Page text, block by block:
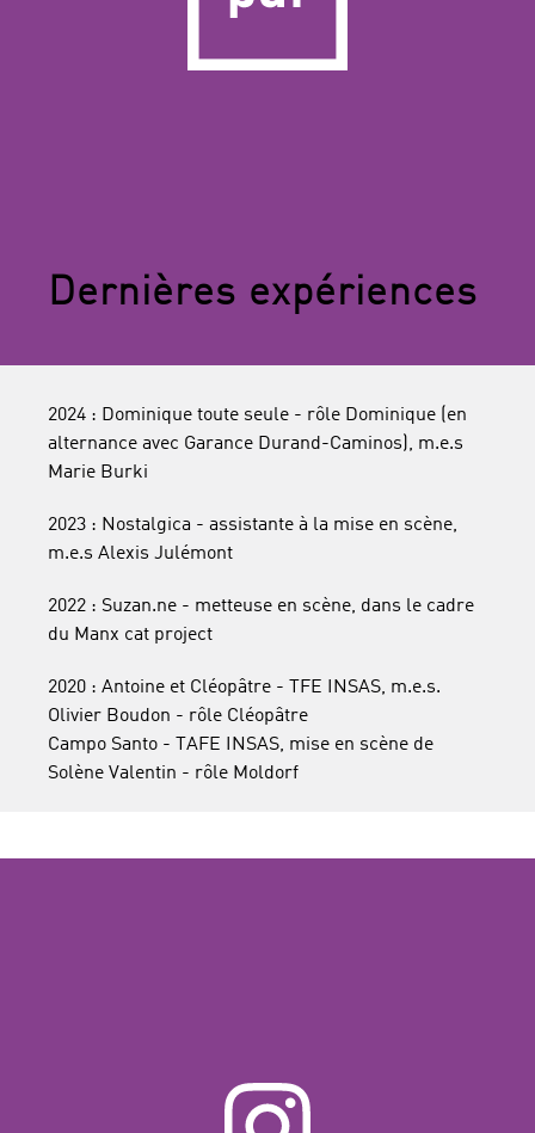
Dernières expériences
2024 : Dominique toute seule - rôle Dominique (en
alternance avec Garance Durand-Caminos), m.e.s
Marie Burki
2023 : Nostalgica - assistante à la mise en scène,
m.e.s Alexis Julémont
2022 : Suzan.ne - metteuse en scène, dans le cadre
du Manx cat project
2020 : Antoine et Cléopâtre - TFE INSAS, m.e.s.
Olivier Boudon - rôle Cléopâtre
Campo Santo - TAFE INSAS, mise en scène de
Solène Valentin - rôle Moldorf